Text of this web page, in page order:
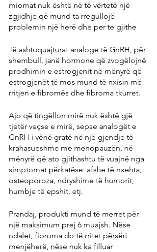
miomat nuk është në të vërtetë një
zgjidhje që mund ta rregullojë
problemin një herë dhe per te gjithe
Të ashtuquajturat analoge të GnRH, për
shembull, janë hormone që zvogëlojnë
prodhimin e estrogjenit në mënyrë që
estrogjenët të mos mund të nxisin më
rritjen e fibromës dhe fibroma tkurret.
Ajo që tingëllon mirë nuk është gjë
tjetër veçse e mirë, sepse analogët e
GnRH i vënë gratë në një gjendje të
krahasueshme me menopauzën, në
mënyrë që ato gjithashtu të vuajnë nga
simptomat përkatëse: afshe të nxehta,
osteoporoza, ndryshime të humorit,
humbje të epshit, etj.
Prandaj, produkti mund të merret për
një maksimum prej 6 muajsh. Nëse
ndalet, fibroma do të rritet përsëri
menjëherë, nëse nuk ka filluar